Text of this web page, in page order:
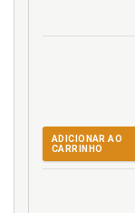
ADICIONAR AO
CARRINHO